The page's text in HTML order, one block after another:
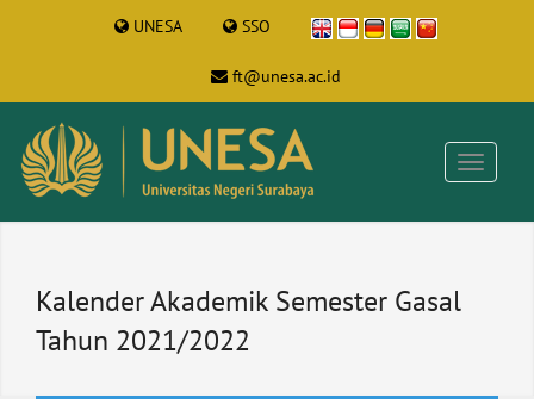
UNESA SSO
ft@unesa.ac.id
Kalender Akademik Semester Gasal
Tahun 2021/2022